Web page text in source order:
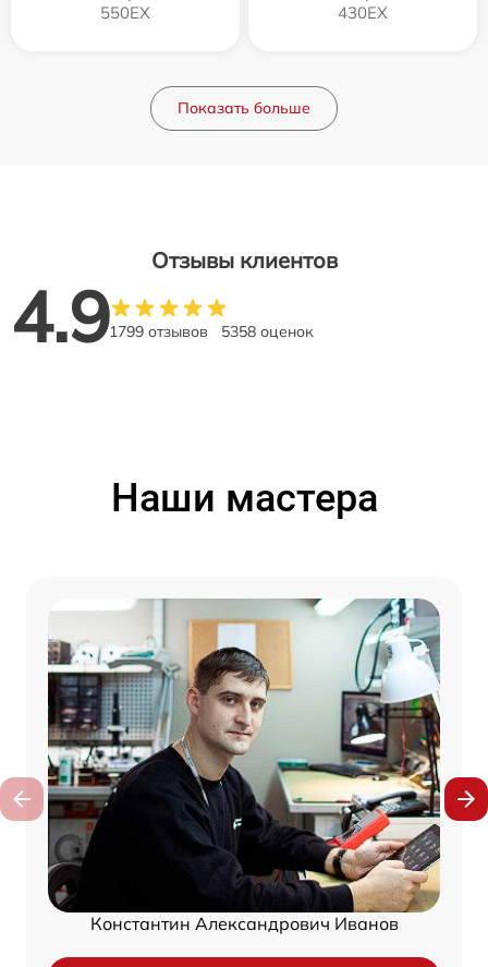
550EX
430EX
Показать больше
Отзывы клиентов
4.91799 отзывов 5358 оценок
Наши мастера
Константин Александрович Иванов